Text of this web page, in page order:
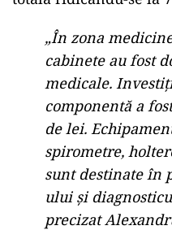
„În zona
cabinete au fost
medicale.
componentă a
de lei.
spirometre,
sunt destinate în
ului și
precizat